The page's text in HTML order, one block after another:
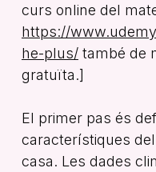
curs online del
https://
he-plus/també de
gratuïta.]
El primer pas és
característiques
casa. Les dades